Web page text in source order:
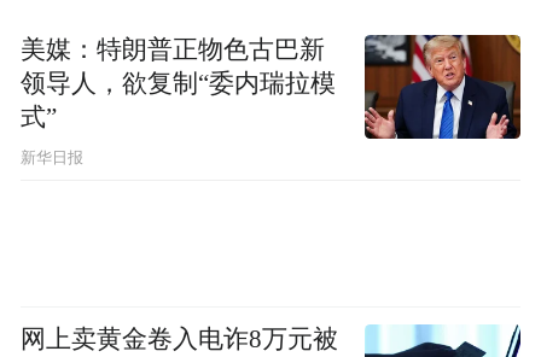
美媒：特朗普正物色古巴新
领导人，欲复制“委内瑞拉模
式”
新华日报
网上卖黄金卷入电诈8万元被